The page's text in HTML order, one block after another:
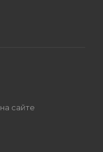
сайте